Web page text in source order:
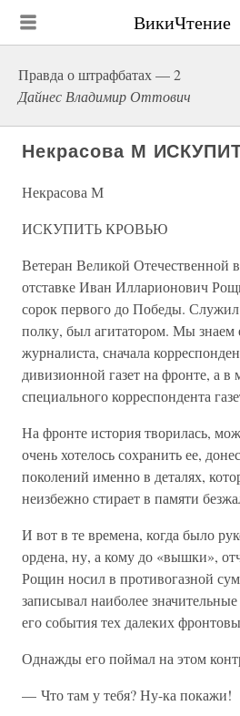
ВикиЧтение
Правда о штрафбатах — 2
Дайнес Владимир Оттович
Некрасова М
Некрасова М
ИСКУПИТЬ КРОВЬЮ
Ветеран Великой Отечественной
отставке Иван Илларионович
сорок первого до Победы.
полку, был агитатором. Мы знаем
журналиста, сначала
дивизионной газет на фронте, а
специального корреспондента
На фронте история творилась,
очень хотелось сохранить ее,
поколений именно в деталях,
неизбежно стирает в памяти
И вот в те времена, когда было
ордена, ну, а кому до «вышки»,
Рощин носил в противогазной
записывал наиболее
его события тех далеких
Однажды его поймал на этом
— Что там у тебя? Ну-ка покажи!